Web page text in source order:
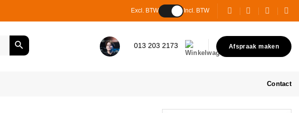
Excl. BTW Incl. BTW
013 203 2173 Afspraak maken
Contact